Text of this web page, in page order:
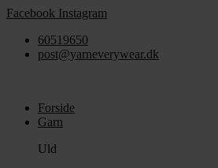
Videre
indhold
Facebook Instagram
60519650
post@yarneverywear.dk
Forside
Garn
Uld